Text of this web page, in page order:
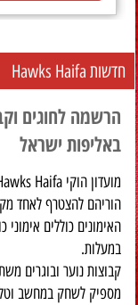
חדשות Hawks Haifa
הרשמה לחוגים
באליפות ישראל
הוריהם להצטרף לאחד
האימונים כוללים
במעלות.
קבוצות נוער ובוגרים
מספיק לשחק במחשב